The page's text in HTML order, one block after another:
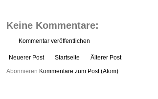
Keine Kommentare:
Kommentar veröffentlichen
Neuerer Post Älterer Post
Startseite
Abonnieren Kommentare zum Post (Atom)